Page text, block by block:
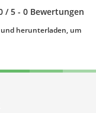
/ 5 - 0 Bewertungen
herunterladen, um